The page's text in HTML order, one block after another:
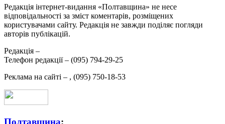
Редакція інтернет-видання «Полтавщина» не несе
відповідальності за зміст коментарів, розміщених
користувачами сайту. Редакція не завжди поділяє погляди
авторів публікацій.
Редакція –
Телефон редакції – (095) 794-29-25
Реклама на сайті – , (095) 750-18-53
Полтавщина: